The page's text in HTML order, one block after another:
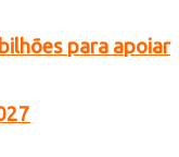
para apoiar